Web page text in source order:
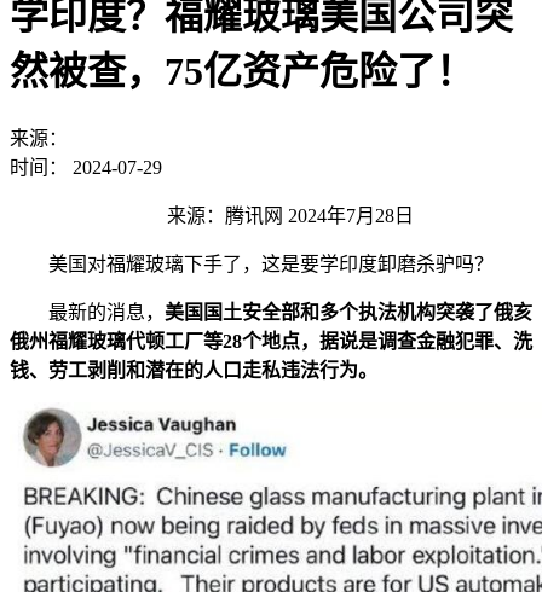
学印度？福耀玻璃美国公司突
然被查，75亿资产危险了！
来源：
时间：
2024-07-29
来源：腾讯网 2024年7月28日
美国对福耀玻璃下手了，这是要学印度卸磨杀驴吗？
最新的消息， 美国国土安全部和多个执法机构突袭了俄亥
俄州福耀玻璃代顿工厂等28个地点，据说是调查金融犯罪、洗
钱、劳工剥削和潜在的人口走私违法行为。